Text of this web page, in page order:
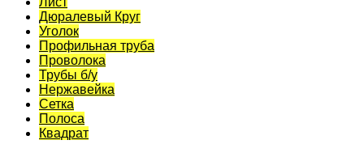
Дюралевый Круг
Уголок
Профильная труба
Проволока
Трубы б/у
Нержавейка
Сетка
Полоса
Квадрат